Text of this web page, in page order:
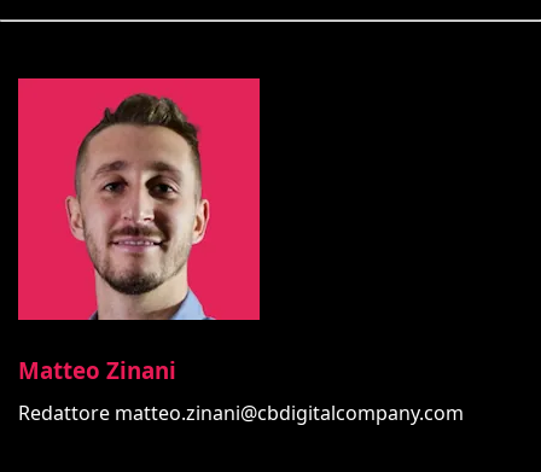
Matteo Zinani
Redattore matteo.zinani@cbdigitalcompany.com